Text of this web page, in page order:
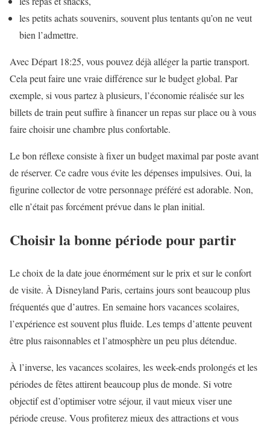
les petits achats souvenirs, souvent plus tentants qu’on ne veut
bien l’admettre.
Avec Départ 18:25, vous pouvez déjà alléger la partie transport.
Cela peut faire une vraie différence sur le budget global. Par
exemple, si vous partez à plusieurs, l’économie réalisée sur les
billets de train peut suffire à financer un repas sur place ou à vous
faire choisir une chambre plus confortable.
Le bon réflexe consiste à fixer un budget maximal par poste avant
de réserver. Ce cadre vous évite les dépenses impulsives. Oui, la
figurine collector de votre personnage préféré est adorable. Non,
elle n’était pas forcément prévue dans le plan initial.
Choisir la bonne période pour partir
Le choix de la date joue énormément sur le prix et sur le confort
de visite. À Disneyland Paris, certains jours sont beaucoup plus
fréquentés que d’autres. En semaine hors vacances scolaires,
l’expérience est souvent plus fluide. Les temps d’attente peuvent
être plus raisonnables et l’atmosphère un peu plus détendue.
À l’inverse, les vacances scolaires, les week-ends prolongés et les
périodes de fêtes attirent beaucoup plus de monde. Si votre
objectif est d’optimiser votre séjour, il vaut mieux viser une
période creuse. Vous profiterez mieux des attractions et vous